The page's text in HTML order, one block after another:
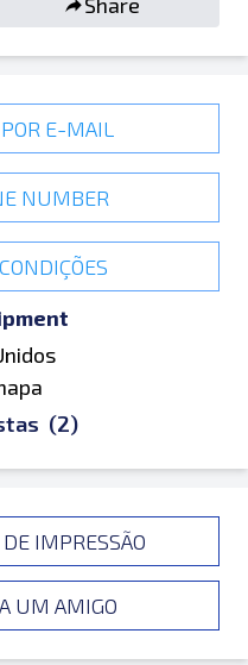
E-MAIL
NUMBER
(2)
IMPRESSÃO
UM AMIGO